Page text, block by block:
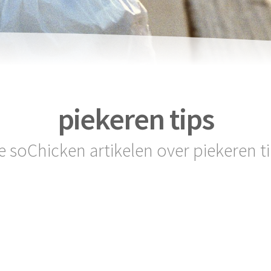
piekeren tips
soChicken artikelen over piekeren